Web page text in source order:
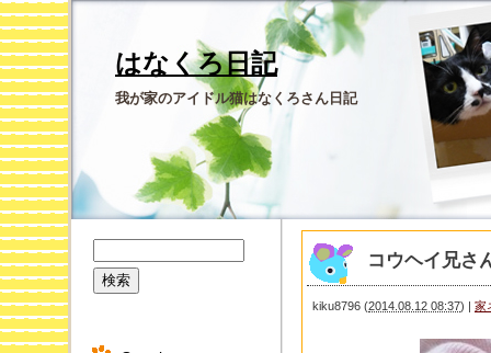
はなくろ日記
我が家のアイドル猫はなくろさん日記
コウヘイ兄さ
kiku8796 (2014.08.12 08:37) | 家